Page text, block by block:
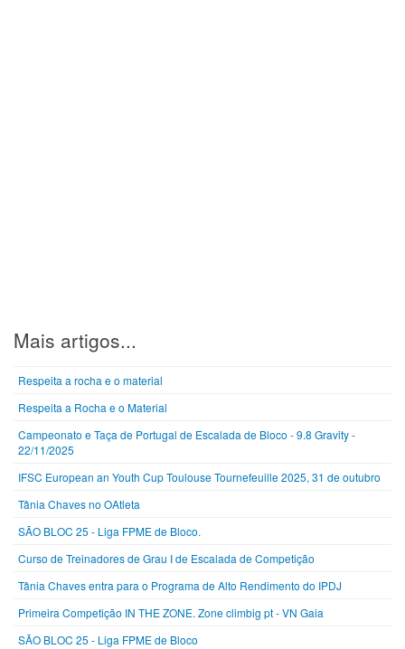
Mais artigos...
Respeita a rocha e o material
Respeita a Rocha e o Material
Campeonato e Taça de Portugal de Escalada de Bloco - 9.8 Gravity -
22/11/2025
IFSC European an Youth Cup Toulouse Tournefeuille 2025, 31 de outubro
Tânia Chaves no OAtleta
SÃO BLOC 25 - Liga FPME de Bloco.
Curso de Treinadores de Grau I de Escalada de Competição
Tânia Chaves entra para o Programa de Alto Rendimento do IPDJ
Primeira Competição IN THE ZONE. Zone climbig pt - VN Gaia
SÃO BLOC 25 - Liga FPME de Bloco